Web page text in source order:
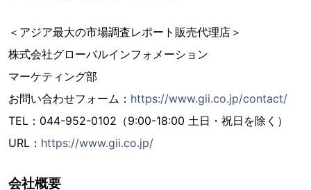
＜アジア最大の市場調査レポート販売代理店＞
株式会社グローバルインフォメーション
マーケティング部
お問い合わせフォーム： https://www.gii.co.jp/contact/
TEL：044-952-0102（9:00-18:00 土日・祝日を除く）
URL： https://www.gii.co.jp/
会社概要